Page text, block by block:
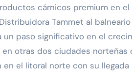
Tammet al
un paso significativo en el
otras dos ciudades norteñas
el litoral norte con su